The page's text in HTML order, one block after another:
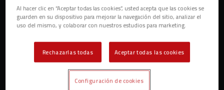
Al hacer clic en “Aceptar todas las cookies”, usted acepta que las cookies se
guarden en su dispositivo para mejorar la navegación del sitio, analizar el
uso del mismo, y colaborar con nuestros estudios para marketing.
Rechazarlas todas Aceptar todas las cookies
Configuración de cookies